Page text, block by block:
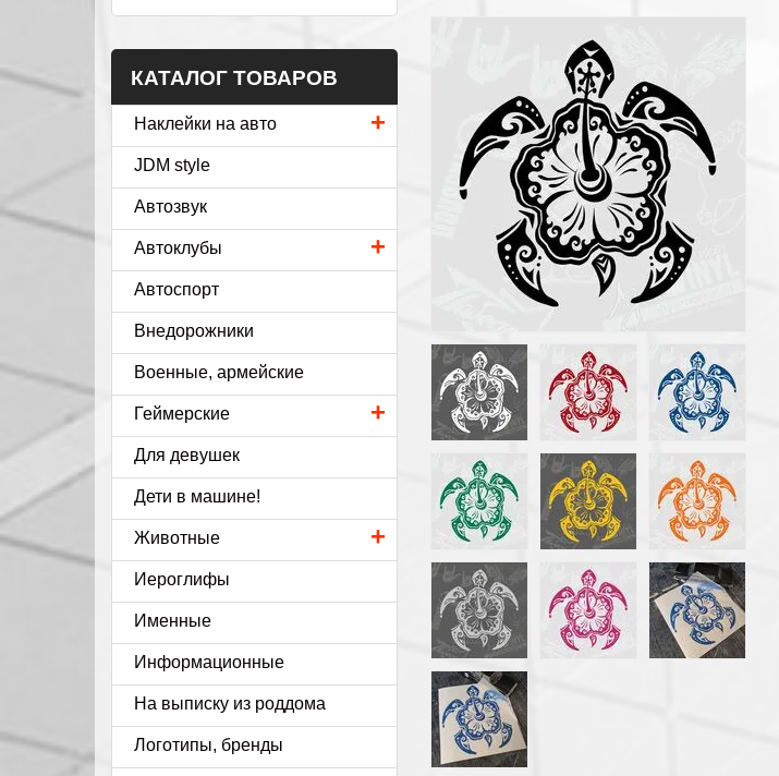
КАТАЛОГ ТОВАРОВ
+
Наклейки на авто
JDM style
Автозвук
+
Автоклубы
Автоспорт
Внедорожники
Военные, армейские
+
Геймерские
Для девушек
Дети в машине!
+
Животные
Иероглифы
Именные
Информационные
На выписку из роддома
Логотипы, бренды